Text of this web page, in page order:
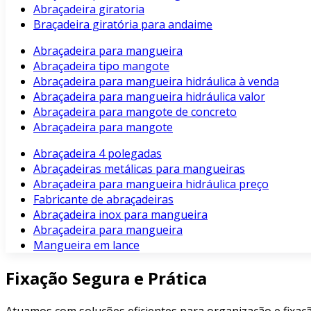
Abraçadeira giratoria
Braçadeira giratória para andaime
Abraçadeira para mangueira
Abraçadeira tipo mangote
Abraçadeira para mangueira hidráulica à venda
Abraçadeira para mangueira hidráulica valor
Abraçadeira para mangote de concreto
Abraçadeira para mangote
Abraçadeira 4 polegadas
Abraçadeiras metálicas para mangueiras
Abraçadeira para mangueira hidráulica preço
Fabricante de abraçadeiras
Abraçadeira inox para mangueira
Abraçadeira para mangueira
Mangueira em lance
Fixação Segura e Prática